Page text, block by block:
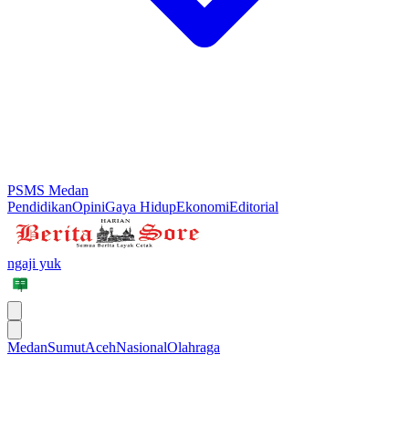
PSMS Medan
PendidikanOpiniGaya HidupEkonomiEditorial
ngaji yuk
MedanSumutAcehNasionalOlahraga